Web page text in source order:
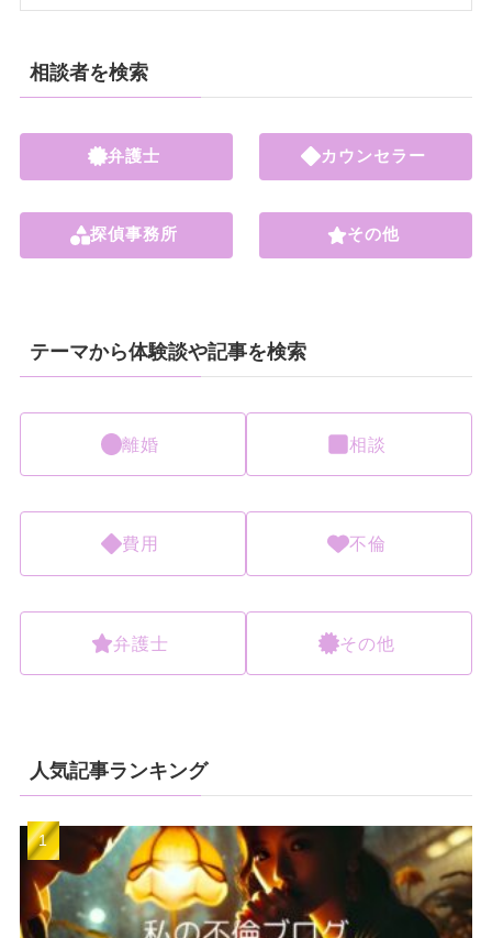
相談者を検索
弁護士
探偵事務所
カウンセラー
その他
テーマから体験談や記事を検索
離婚 相談
費用 不倫
弁護士 その他
人気記事ランキング